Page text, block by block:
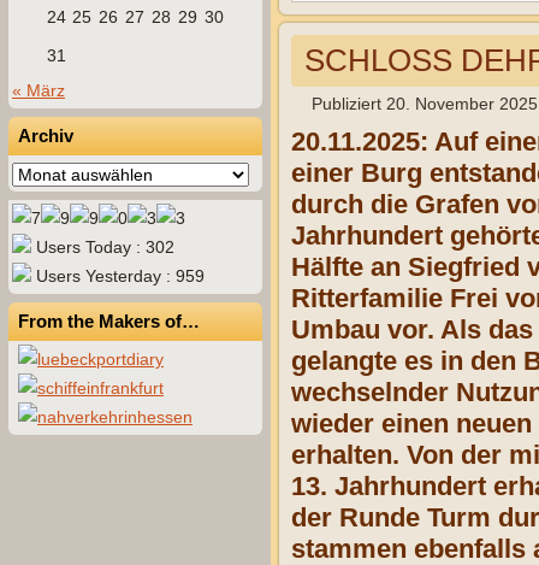
24 25 26 27 28 29 30
31
« März
Archiv
Archiv
Users Today : 302
Users Yesterday : 959
From the Makers of…
SCHLOSS
Publiziert 20. November 2025
20.11.2025: Auf
einer Burg
durch die Grafen
Jahrhundert
Hälfte an Siegfried
Ritterfamilie Frei
Umbau vor. Als
gelangte es in den
wechselnder
wieder einen
erhalten. Von der
13. Jahrhundert
der Runde Turm
stammen ebenfalls